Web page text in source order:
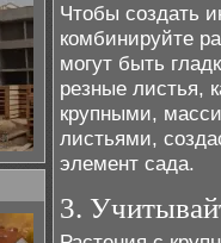
Чтобы создать
комбинируйте
могут быть
резные листья,
крупными,
листьями,
элемент сада.
3.